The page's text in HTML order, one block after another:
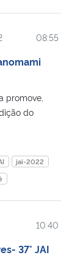
08:55
promove,
do
jai-2022
10:40
37° JAI